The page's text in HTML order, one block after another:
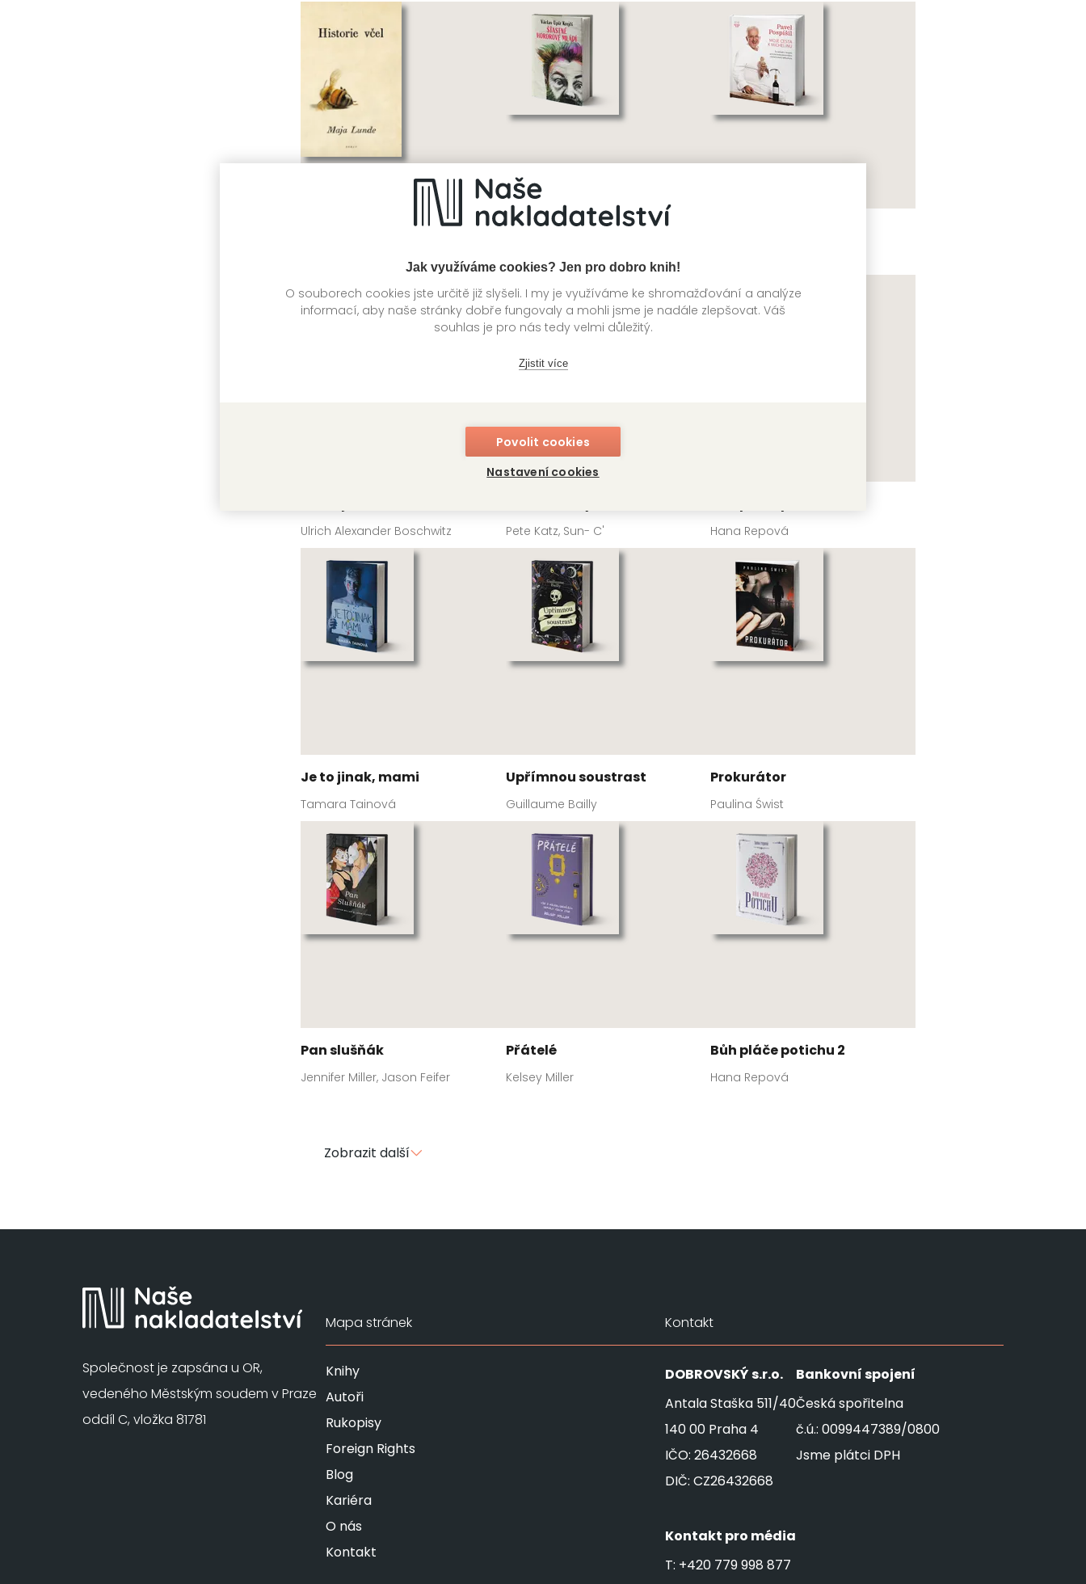
Jak využíváme cookies? Jen pro dobro knih!
O souborech cookies jste určitě již slyšeli. I my je využíváme ke shromažďování a analýze
informací, aby naše stránky dobře fungovaly a mohli jsme je nadále zlepšovat. Váš
souhlas je pro nás tedy velmi důležitý.
Zjistit více
Povolit cookies
Nastavení cookies
Šťastné hororové mládí
Václav Upír Krejčí
Ulrich Alexander Boschwitz Pete Katz, Sun- C' Hana Repová
Je to jinak, mami
Tamara Tainová
Upřímnou soustrast
Guillaume Bailly
Prokurátor
Paulina Świst
Pan slušňák
Jennifer Miller, Jason Feifer
Přátelé
Kelsey Miller
Bůh pláče potichu 2
Hana Repová
Zobrazit další
Společnost je zapsána u OR,
vedeného Městským soudem v Praze
oddíl C, vložka 81781
Mapa stránek
Knihy
Autoři
Rukopisy
Foreign Rights
Blog
Kariéra
O nás
Kontakt
Kontakt
DOBROVSKÝs.r.o.
Antala Staška 511/40
140 00 Praha 4
IČO: 26432668
DIČ: CZ26432668
Bankovní spojení
Česká spořitelna
č.ú.: 0099447389/0800
Jsme plátci DPH
Kontakt pro média
T: +420 779 998 877